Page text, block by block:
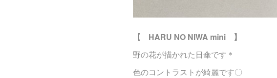
【 HARU NO NIWA mini 】
野の花が描かれた日傘です＊
色のコントラストが綺麗です〇